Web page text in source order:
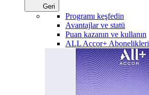
Geri
Programı keşfedin
Avantajlar ve statü
Puan kazanın ve kullanın
ALL Accor+ Abonelikleri